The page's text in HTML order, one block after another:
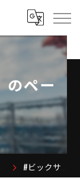
のペー
#ビックサイト